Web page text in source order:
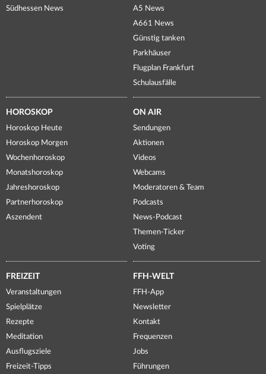
Südhessen News
A5 News
A661 News
Günstig tanken
Parkhäuser
Flugplan Frankfurt
Schulausfälle
HOROSKOP
Horoskop Heute
Horoskop Morgen
Wochenhoroskop
Monatshoroskop
Jahreshoroskop
Partnerhoroskop
Aszendent
ON AIR
Sendungen
Aktionen
Videos
Webcams
Moderatoren & Team
Podcasts
News-Podcast
Themen-Ticker
Voting
FREIZEIT
Veranstaltungen
Spielplätze
Rezepte
Meditation
Ausflugsziele
Freizeit-Tipps
FFH-WELT
FFH-App
Newsletter
Kontakt
Frequenzen
Jobs
Führungen